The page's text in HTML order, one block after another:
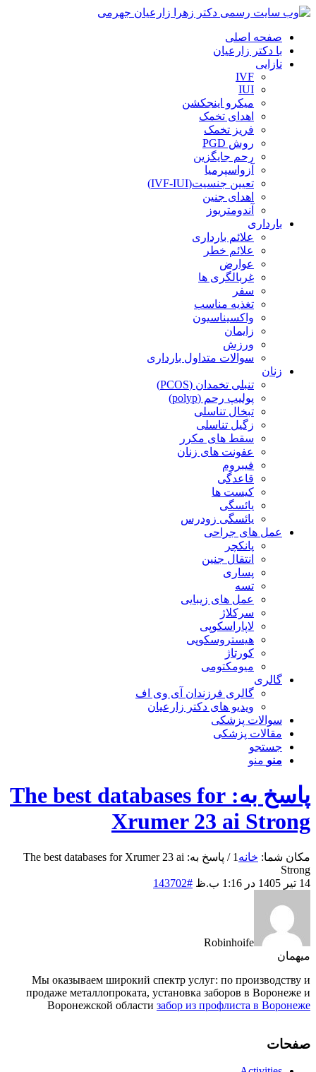
صفحه اصلی
با دکتر زارعیان
نازایی
IVF
IUI
میکرو اینجکشن
اهدای تخمک
فریز تخمک
روش PGD
رحم جایگزین
آزواسپرمیا
تعیین جنسیت(IVF-IUI)
اهدای جنین
آندومتریوز
بارداری
علائم بارداری
علائم خطر
عوارض
غربالگری ها
سفر
تغذیه مناسب
واکسیناسیون
زایمان
ورزش
سوالات متداول بارداری
زنان
تنبلی تخمدان (PCOS)
پولیپ رحم (polyp)
تبخال تناسلی
زگیل تناسلی
سقط های مکرر
عفونت های زنان
فیبروم
قاعدگی
کیست ها
یائسگی
یائسگی زودرس
عمل های جراحی
پانکچر
انتقال جنین
پساری
تسه
عمل های زیبایی
سرکلاژ
لاپاراسکوپی
هیستروسکوپی
کورتاژ
میومکتومی
گالری
گالری فرزندان آی وی اف
ویدیو های دکتر زارعیان
سوالات پزشکی
مقالات پزشکی
جستجو
منو منو
پاسخ به: The best databases for
Xrumer 23 ai Strong
مکان شما: خانه 1
/
پاسخ به: The best databases for Xrumer 23 ai
Strong
14 تیر 1405 در 1:16 ب.ظ
#143702
Robinhoife
میهمان
Мы оказываем широкий спектр услуг: по производству и
продаже металлопроката, установка заборов в Воронеже и
Воронежской области забор из профлиста в Воронеже
صفحات